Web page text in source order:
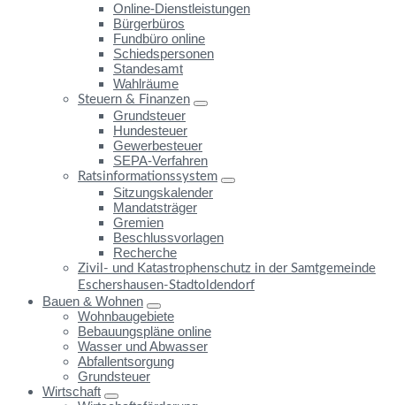
Online-Dienstleistungen
Bürgerbüros
Fundbüro online
Schiedspersonen
Standesamt
Wahlräume
Steuern & Finanzen
Grundsteuer
Hundesteuer
Gewerbesteuer
SEPA-Verfahren
Ratsinformationssystem
Sitzungskalender
Mandatsträger
Gremien
Beschlussvorlagen
Recherche
Zivil- und Katastrophenschutz in der Samtgemeinde
Eschershausen-Stadtoldendorf
Bauen & Wohnen
Wohnbaugebiete
Bebauungspläne online
Wasser und Abwasser
Abfallentsorgung
Grundsteuer
Wirtschaft